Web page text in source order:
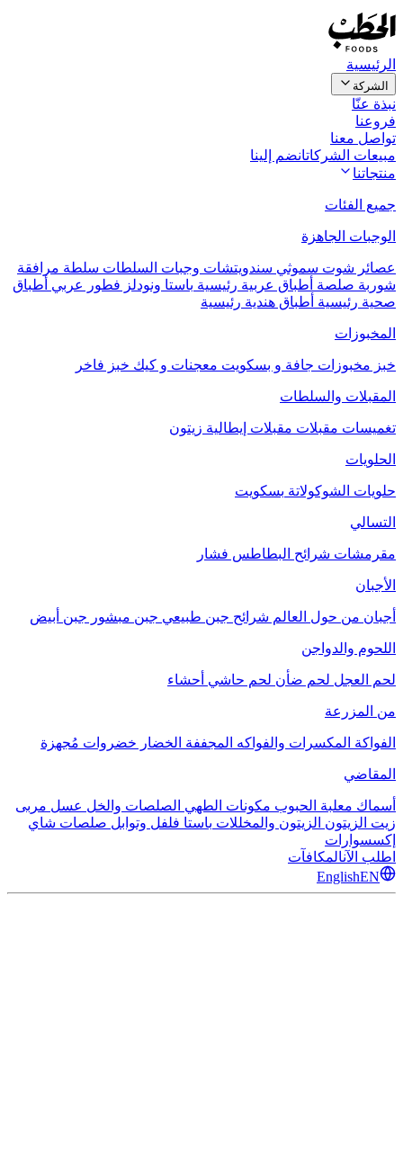
الرئيسية
الشركة
نبذة عنّا
فروعنا
تواصل معنا
مبيعات الشركاتانضم إلينا
منتجاتنا
جميع الفئات
الوجبات الجاهزة
عصائر شوت سموثي سندويتشات وجبات السلطات سلطة مرافقة
شوربة صلصة أطباق عربية رئيسية باستا ونودلز فطور عربي أطباق
صحية رئيسية أطباق هندية رئيسية
المخبوزات
خبز مخبوزات جافة و بسكويت معجنات و كيك خبز فاخر
المقبلات والسلطات
تغميسات مقبلات مقبلات إيطالية زيتون
الحلويات
حلويات الشوكولاتة بسكويت
التسالي
مقرمشات شرائح البطاطس فشار
الأجبان
أجبان من حول العالم شرائح جبن طبيعي جبن مبشور جبن أبيض
اللحوم والدواجن
لحم العجل لحم ضأن لحم حاشي أحشاء
من المزرعة
الفواكة المكسرات والفواكه المجففة الخضار خضروات مُجهزة
المقاضي
أسماك معلبة الحبوب مكونات الطهي الصلصات والخل عسل مربى
زيت الزيتون الزيتون والمخللات باستا فلفل وتوابل صلصات شاي
إكسسوارات
اطلب الآنالمكافآت
EnglishEN